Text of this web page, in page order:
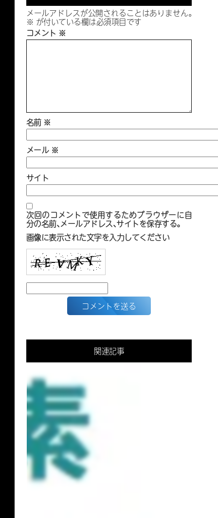
メールアドレスが公開されることはありません。
※ が付いている欄は必須項目です
コメント ※
名前 ※
メール ※
サイト
次回のコメントで使用するためブラウザーに自
分の名前、メールアドレス、サイトを保存する。
画像に表示された文字を入力してください
関連記事